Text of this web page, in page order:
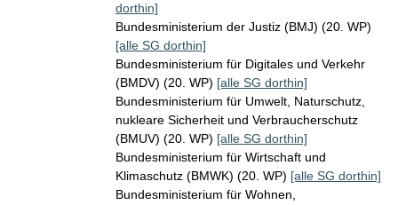
dorthin]
Bundesministerium der Justiz (BMJ) (20. WP)
[alle SG dorthin]
Bundesministerium für Digitales und Verkehr
(BMDV) (20. WP) [alle SG dorthin]
Bundesministerium für Umwelt, Naturschutz,
nukleare Sicherheit und Verbraucherschutz
(BMUV) (20. WP) [alle SG dorthin]
Bundesministerium für Wirtschaft und
Klimaschutz (BMWK) (20. WP) [alle SG dorthin]
Bundesministerium für Wohnen,